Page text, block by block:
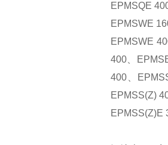
EPMSQE
EPMSWE
EPMSWE
400、
400、
EPMSS(Z)
EPMSS(Z)E